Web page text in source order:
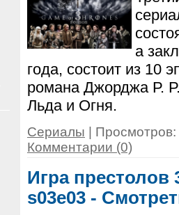
а
года, состоит из 10
романа Джорджа Р.
Льда и Огня.
Сериалы |
Комментарии (0)
Игра престолов
s03e03 -